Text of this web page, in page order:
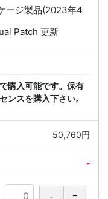
ージ製品(2023年4
Patch 更新
購入可能です。保有
ンスを購入下さい。
50,760円
-